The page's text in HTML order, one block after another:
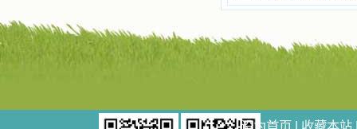
设为首页 | 收藏本站